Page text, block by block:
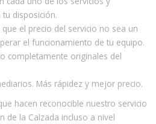
disposición.
el precio del servicio no sea un
el funcionamiento de tu equipo.
completamente originales del
Más rápidez y mejor precio.
hacen reconocible nuestro servicio
de la Calzada incluso a nivel